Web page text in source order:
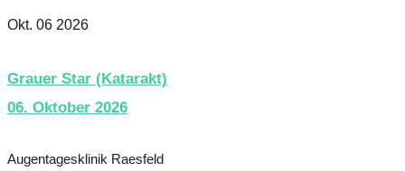
Okt. 06 2026
Grauer Star (Katarakt)
06. Oktober 2026
Augentagesklinik Raesfeld